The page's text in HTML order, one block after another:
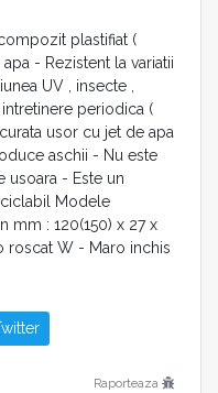
plastifiat (
- Rezistent la variatii
UV , insecte ,
periodica (
usor cu jet de apa
aschii - Nu este
usoara - Este un
Modele
mm : 120(150) x 27 x
roscat W - Maro inchis
Raporteaza